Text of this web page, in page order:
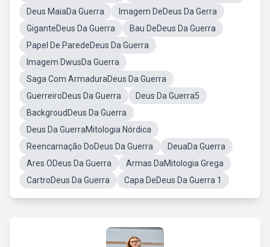
Deus MaiaDa Guerra
Imagem DeDeus Da Gerra
GiganteDeus Da Guerra
Bau DeDeus Da Guerra
Papel De ParedeDeus Da Guerra
Imagem DwusDa Guerra
Saga Com ArmaduraDeus Da Guerra
GuerreiroDeus Da Guerra
Deus Da Guerra5
BackgroudDeus Da Guerra
Deus Da GuerraMitologia Nórdica
Reencarnação DoDeus Da Guerra
DeuaDa Guerra
Ares ODeus Da Guerra
Armas DaMitologia Grega
CartroDeus Da Guerra
Capa DeDeus Da Guerra 1